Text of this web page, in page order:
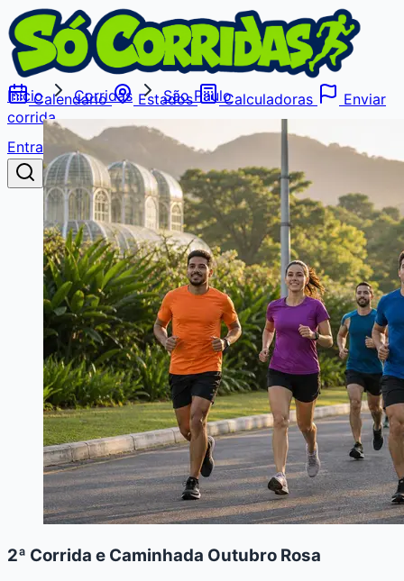
Calendário Estados Calculadoras
Enviar
corrida
Entrar
Início Corridas São Paulo
2ª Corrida e Caminhada Outubro Rosa